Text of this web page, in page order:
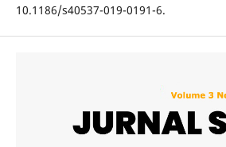
10.1186/s40537-019-0191-6.